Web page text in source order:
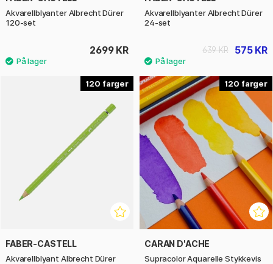
Akvarellblyanter Albrecht Dürer
120-set
2699 KR
Akvarellblyanter Albrecht Dürer
24-set
575 KR
639 KR
120
FABER-CASTELL
Akvarellblyant Albrecht Dürer
120
CARAN D'ACHE
Supracolor Aquarelle Stykkevis